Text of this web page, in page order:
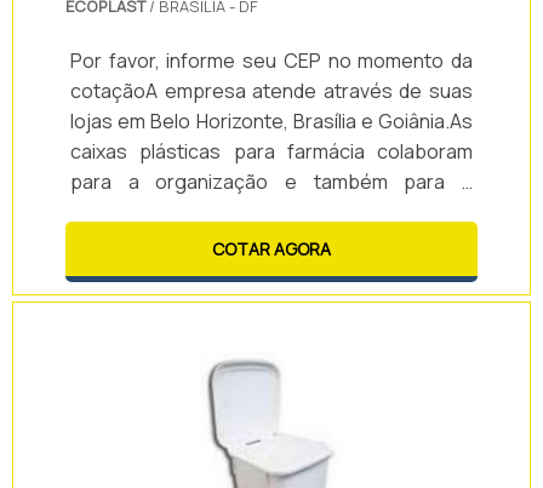
ECOPLAST/ BRASILIA - DF
Por favor, informe seu CEP no momento da
cotaçãoA empresa atende através de suas
lojas em Belo Horizonte, Brasília e Goiânia.As
caixas plásticas para farmácia colaboram
para a organização e também para a
caixas plásticas podem ser utilizadas para a
divisão e separação de medicamentos,
permitindo que os mesmos sejam
processo e as atividades
internas.Vantagens de contar com a caixa
plástica para farmácia: - Praticida.
COTAR AGORA